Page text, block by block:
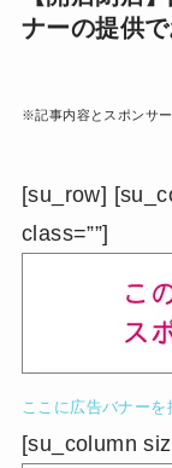
ナーの提供で
※記事内容とスポンサー
[su_row]
class=””]
ここに広告バナーを
[su_column